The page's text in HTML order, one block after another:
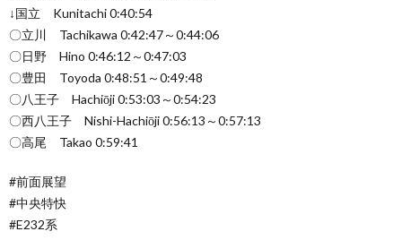
↓国立 Kunitachi 0:40:54
〇立川 Tachikawa 0:42:47～0:44:06
〇日野 Hino 0:46:12～0:47:03
〇豊田 Toyoda 0:48:51～0:49:48
〇八王子 Hachiōji 0:53:03～0:54:23
〇西八王子 Nishi-Hachiōji 0:56:13～0:57:13
〇高尾 Takao 0:59:41
#前面展望
#中央特快
#E232系